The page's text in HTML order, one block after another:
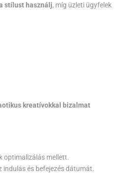
stílust használj, míg üzleti ügyfelek
kreatívokkal bizalmat
optimalizálás mellett.
indulás és befejezés dátumát.